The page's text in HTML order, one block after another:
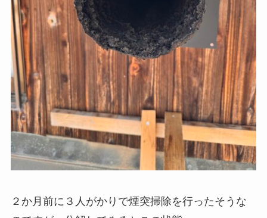
２か月前に３人がかりで煙突掃除を行ったそうな